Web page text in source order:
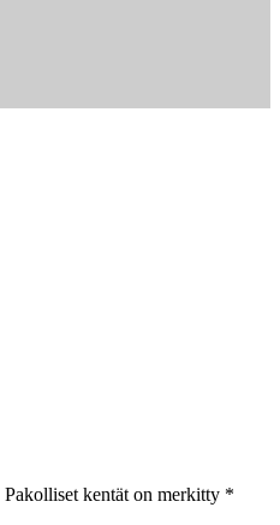
Pakolliset kentät on merkitty *